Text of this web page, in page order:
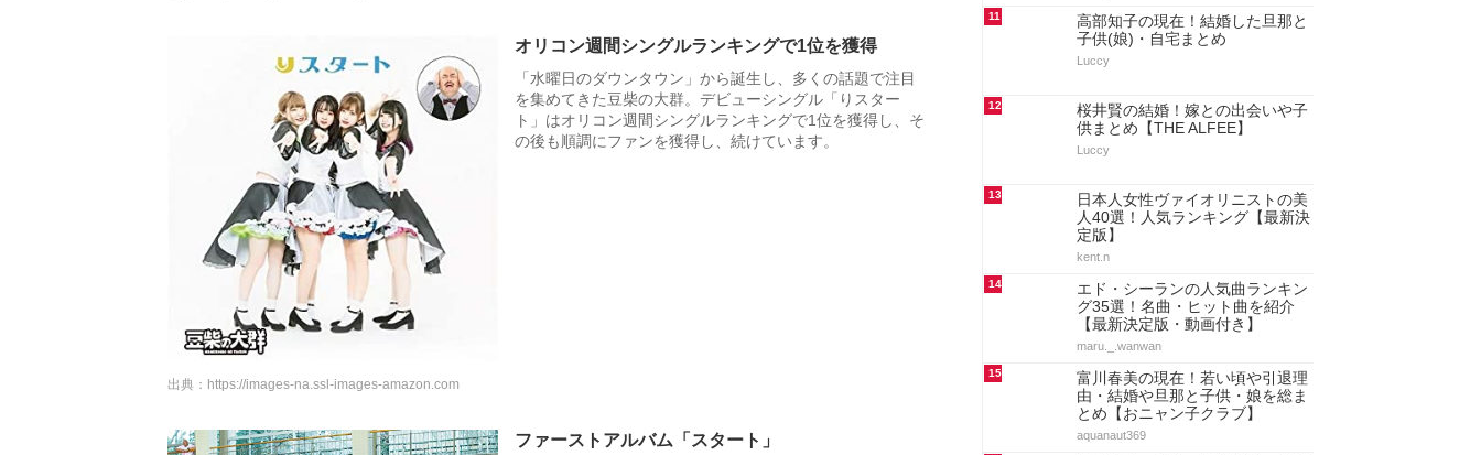
オリコン週間シングルランキングで1位を獲得
「水曜日のダウンタウン」から誕生し、多くの話題で注目
を集めてきた豆柴の大群。デビューシングル「りスター
ト」はオリコン週間シングルランキングで1位を獲得し、そ
の後も順調にファンを獲得し、続けています。
出典： https://images-na.ssl-images-amazon.com
ファーストアルバム「スタート」
11
高部知子の現在！結婚した旦那と
子供(娘)・自宅まとめ
Luccy
12
桜井賢の結婚！嫁との出会いや子
供まとめ【THE ALFEE】
Luccy
13
日本人女性ヴァイオリニストの美
人40選！人気ランキング【最新決
定版】
kent.n
14
エド・シーランの人気曲ランキン
グ35選！名曲・ヒット曲を紹介
【最新決定版・動画付き】
maru._.wanwan
15
富川春美の現在！若い頃や引退理
由・結婚や旦那と子供・娘を総ま
とめ【おニャン子クラブ】
aquanaut369